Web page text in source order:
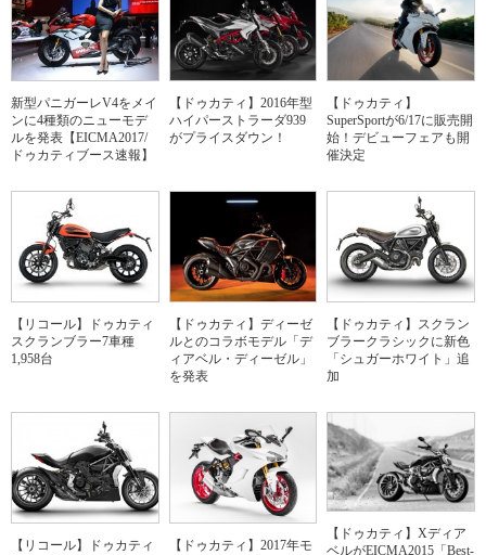
新型パニガーレV4をメイ
ンに4種類のニューモデ
ルを発表【EICMA2017/
ドゥカティブース速報】
【ドゥカティ】2016年型
ハイパーストラーダ939
がプライスダウン！
【ドゥカティ】
SuperSportが6/17に販売開
始！デビューフェアも開
催決定
【リコール】ドゥカティ
スクランブラー7車種
1,958台
【ドゥカティ】ディーゼ
ルとのコラボモデル「デ
ィアベル・ディーゼル」
を発表
【ドゥカティ】スクラン
ブラークラシックに新色
「シュガーホワイト」追
加
【リコール】ドゥカティ
【ドゥカティ】2017年モ
【ドゥカティ】Xディア
ベルがEICMA2015「Best-